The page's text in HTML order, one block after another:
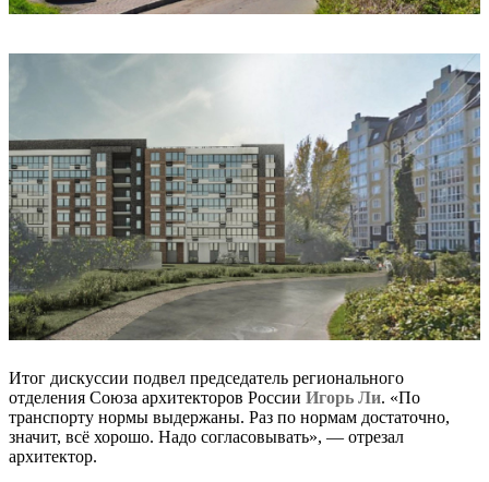
Итог дискуссии подвел председатель регионального
отделения Союза архитекторов России Игорь Ли. «По
транспорту нормы выдержаны. Раз по нормам достаточно,
значит, всё хорошо. Надо согласовывать», — отрезал
архитектор.